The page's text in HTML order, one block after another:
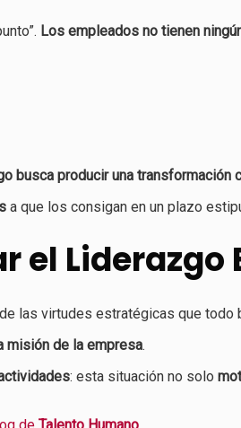
Los empleados no tienen
busca producir una transformación
a que los consigan en un plazo
el Liderazgo
las virtudes estratégicas que todo
misión de la empresa.
: esta situación no solo